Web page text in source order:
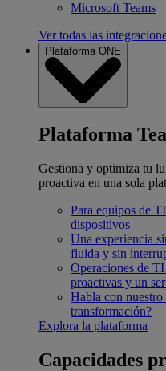
Microsoft Teams
Ver todas las
Plataforma ONE
Plataforma
Gestiona y optimiza tu
proactiva en una sola
Para equipos de
dispositivos
Una experiencia
fluida y sin
Operaciones de
proactivas y un
Habla con nuestro
transformación?
Explora la plataforma
Capacidades